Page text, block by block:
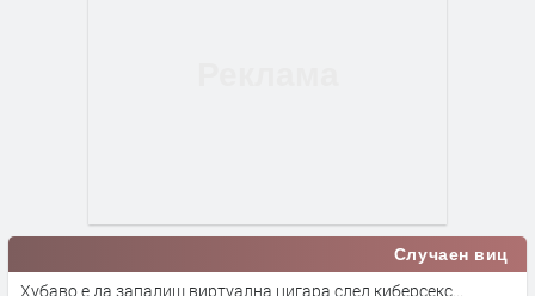
Случаен виц
Хубаво е да запалиш виртуална цигара след киберсекс...